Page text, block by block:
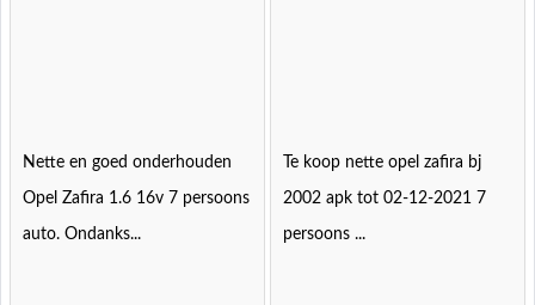
Nette en goed onderhouden
Opel Zafira 1.6 16v 7 persoons
auto. Ondanks...
Te koop nette opel zafira bj
2002 apk tot 02-12-2021 7
persoons ...